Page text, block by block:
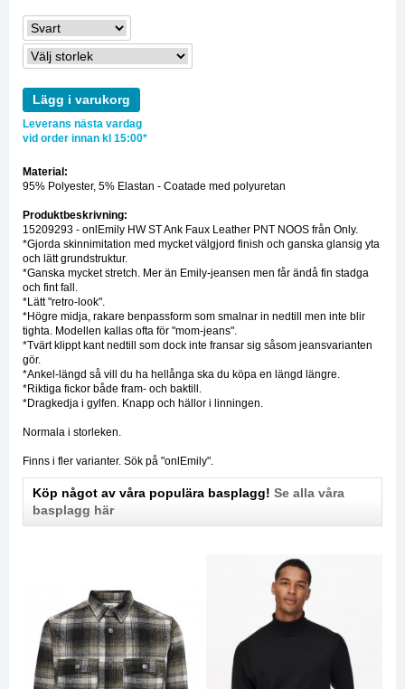
Lägg i varukorg
Leverans nästa vardag
vid order innan kl 15:00*
Material:
95% Polyester, 5% Elastan - Coatade med polyuretan
Produktbeskrivning:
15209293 - onlEmily HW ST Ank Faux Leather PNT NOOS från Only.
*Gjorda skinnimitation med mycket välgjord finish och ganska glansig yta
och lätt grundstruktur.
*Ganska mycket stretch. Mer än Emily-jeansen men får ändå fin stadga
och fint fall.
*Lätt "retro-look".
*Högre midja, rakare benpassform som smalnar in nedtill men inte blir
tighta. Modellen kallas ofta för "mom-jeans".
*Tvärt klippt kant nedtill som dock inte fransar sig såsom jeansvarianten
gör.
*Ankel-längd så vill du ha hellånga ska du köpa en längd längre.
*Riktiga fickor både fram- och baktill.
*Dragkedja i gylfen. Knapp och hällor i linningen.
Normala i storleken.
Finns i fler varianter. Sök på "onlEmily".
Köp något av våra populära basplagg! Se alla våra
basplagg här